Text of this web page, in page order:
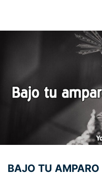
BAJO TU AMPARO